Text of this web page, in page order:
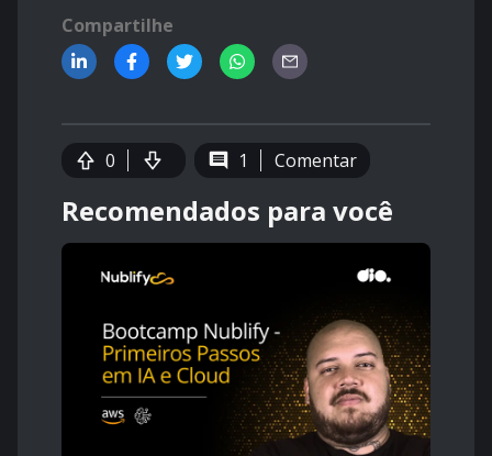
Compartilhe
0 1 Comentar
Recomendados para você